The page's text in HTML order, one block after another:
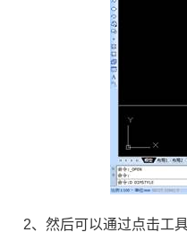
2、然后可以通过点击工